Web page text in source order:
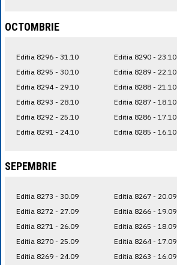
OCTOMBRIE
Editia 8296 - 31.10
Editia 8295 - 30.10
Editia 8294 - 29.10
Editia 8293 - 28.10
Editia 8292 - 25.10
Editia 8291 - 24.10
Editia 8290 - 23.10
Editia 8289 - 22.10
Editia 8288 - 21.10
Editia 8287 - 18.10
Editia 8286 - 17.10
Editia 8285 - 16.10
SEPEMBRIE
Editia 8273 - 30.09
Editia 8272 - 27.09
Editia 8271 - 26.09
Editia 8270 - 25.09
Editia 8269 - 24.09
Editia 8267 - 20.09
Editia 8266 - 19.09
Editia 8265 - 18.09
Editia 8264 - 17.09
Editia 8263 - 16.09